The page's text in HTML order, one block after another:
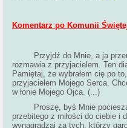
Komentarz po Komunii
Przyjdź do Mnie, a ja
rozmawia z przyjacielem. Ten
Pamiętaj, że wybrałem cię po
przyjacielem Mojego Serca.
w łonie Mojego Ojca. (...)
Proszę, byś Mnie
przebitego z miłości do ciebie i
wynagradzaj za tych, którzy